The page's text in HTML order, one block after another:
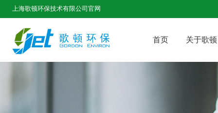
上海歌顿环保技术有限公司官网
首页 关于歌顿